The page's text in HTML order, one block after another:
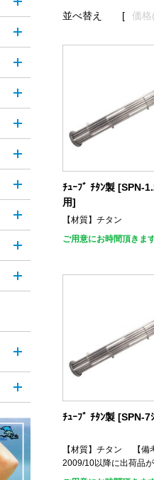
並べ替え 価格
ﾁｭｰﾌﾞ ﾁﾀﾝ製 [SPN-
用]
【材質】チタン
ご用意にお時間頂きま
ﾁｭｰﾌﾞ ﾁﾀﾝ製 [SPN-7
【材質】チタン 【備
2009/10以降に出荷品